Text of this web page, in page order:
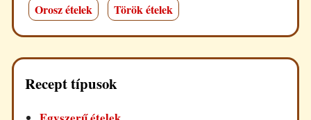
Orosz ételek
Török ételek
Recept típusok